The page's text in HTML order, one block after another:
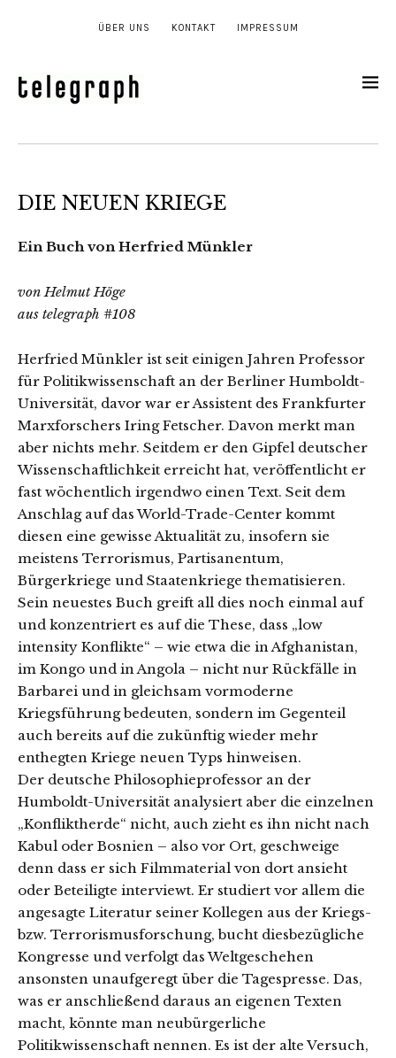
ÜBER UNS KONTAKT IMPRESSUM
DIE NEUEN KRIEGE
Ein Buch von Herfried Münkler
von Helmut Höge
aus telegraph #108
Herfried Münkler ist seit einigen Jahren Professor
für Politikwissenschaft an der Berliner Humboldt-
Universität, davor war er Assistent des Frankfurter
Marxforschers Iring Fetscher. Davon merkt man
aber nichts mehr. Seitdem er den Gipfel deutscher
Wissenschaftlichkeit erreicht hat, veröffentlicht er
fast wöchentlich irgendwo einen Text. Seit dem
Anschlag auf das World-Trade-Center kommt
diesen eine gewisse Aktualität zu, insofern sie
meistens Terrorismus, Partisanentum,
Bürgerkriege und Staatenkriege thematisieren.
Sein neuestes Buch greift all dies noch einmal auf
und konzentriert es auf die These, dass „low
intensity Konflikte“ – wie etwa die in Afghanistan,
im Kongo und in Angola – nicht nur Rückfälle in
Barbarei und in gleichsam vormoderne
Kriegsführung bedeuten, sondern im Gegenteil
auch bereits auf die zukünftig wieder mehr
enthegten Kriege neuen Typs hinweisen.
Der deutsche Philosophieprofessor an der
Humboldt-Universität analysiert aber die einzelnen
„Konfliktherde“ nicht, auch zieht es ihn nicht nach
Kabul oder Bosnien – also vor Ort, geschweige
denn dass er sich Filmmaterial von dort ansieht
oder Beteiligte interviewt. Er studiert vor allem die
angesagte Literatur seiner Kollegen aus der Kriegs-
bzw. Terrorismusforschung, bucht diesbezügliche
Kongresse und verfolgt das Weltgeschehen
ansonsten unaufgeregt über die Tagespresse. Das,
was er anschließend daraus an eigenen Texten
macht, könnte man neubürgerliche
Politikwissenschaft nennen. Es ist der alte Versuch,